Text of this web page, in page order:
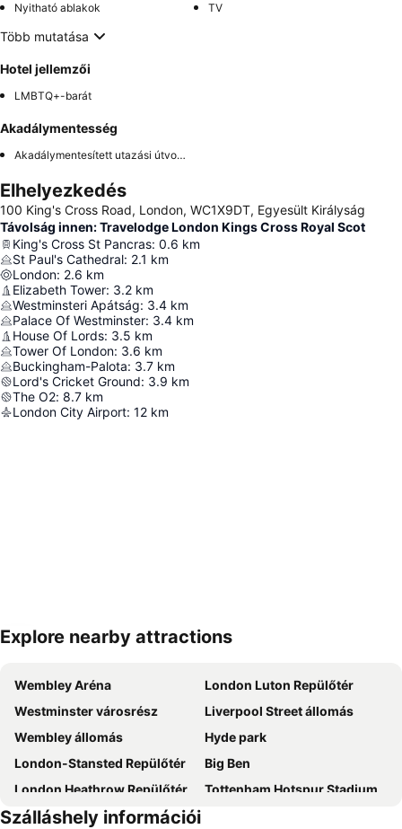
Nyitható ablakok TV
Több mutatása
Hotel jellemzői
LMBTQ+-barát
Akadálymentesség
Akadálymentesített utazási útvonal
Elhelyezkedés
100 King's Cross Road, London, WC1X9DT, Egyesült Királyság
Távolság innen: Travelodge London Kings Cross Royal Scot
King's Cross St Pancras: 0.6 km
St Paul's Cathedral: 2.1 km
London: 2.6 km
Elizabeth Tower: 3.2 km
Westminsteri Apátság: 3.4 km
Palace Of Westminster: 3.4 km
House Of Lords: 3.5 km
Tower Of London: 3.6 km
Buckingham-Palota: 3.7 km
Lord's Cricket Ground: 3.9 km
The O2: 8.7 km
London City Airport: 12 km
Nagy méretű térkép
Explore nearby attractions
Wembley Aréna
London Luton Repülőtér
Westminster városrész
Liverpool Street állomás
Wembley állomás
Hyde park
London-Stansted Repülőtér
Big Ben
London Heathrow Repülőtér
Tottenham Hotspur Stadium
Kings Cross Pályaudvar
Szálláshely információi